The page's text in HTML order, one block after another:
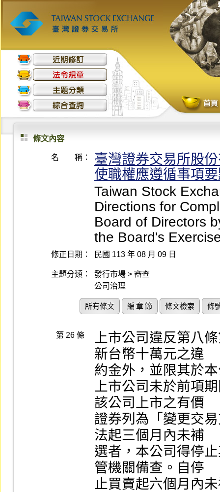
條文內容
名 稱：
臺灣證券交易所股
使職權應遵循事項
Taiwan Stock
Directions for
Board of Directors
the Board's
修正日期： 民國 113 年 08 月 09 日
主題分類：
發行市場 > 審查
公司治理
所有條文 編 章 節 條文檢索 條
第 26 條
上市公司違反第八
新台幣十萬元之違
約金外，並限其於
上市公司未於前項
該公司上市之有價
證券列為「變更交
法起三個月內未補
選者，本公司得停
管機關備查。自停
止買賣起六個月內